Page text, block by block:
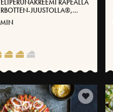
RAPEALLA
JUUSTOLLA®,
JA MARINOIDUILLA